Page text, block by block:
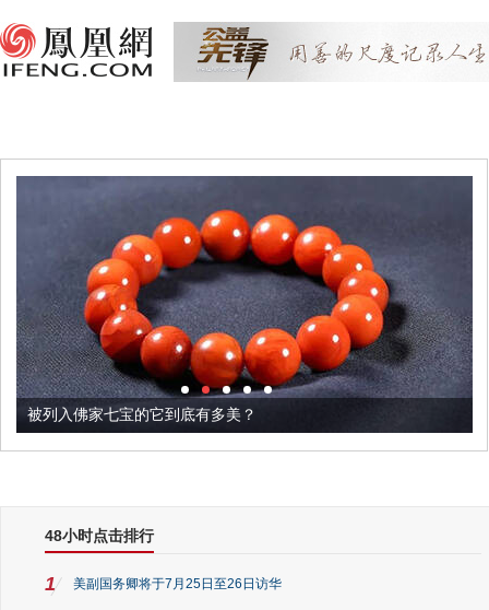
被列入佛家七宝的它到底有多美？
48小时点击排行
1 美副国务卿将于7月25日至26日访华